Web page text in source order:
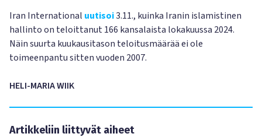
Iran International uutisoi3.11., kuinka Iranin islamistinen
hallinto on teloittanut 166 kansalaista lokakuussa 2024.
Näin suurta kuukausitason teloitusmäärää ei ole
toimeenpantu sitten vuoden 2007.
HELI-MARIA WIIK
Artikkeliin liittyvät aiheet